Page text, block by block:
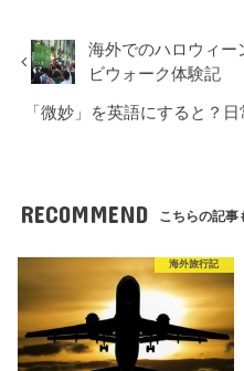
海外でのハロウィー
ビウォーク体験記
「微妙」を英語にすると？
RECOMMEND こちらの記事
海外旅行記